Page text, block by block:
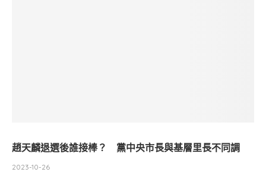
趙天麟退選後誰接棒？ 黨中央市長與基層里長不同調
2023-10-26